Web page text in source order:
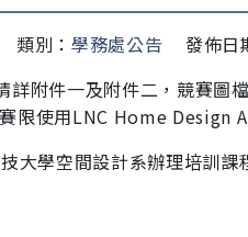
類別： 學務處公告
發佈日
詳附件一及附件二，競賽圖
賽限使用LNC Home Design
大學空間設計系辦理培訓課